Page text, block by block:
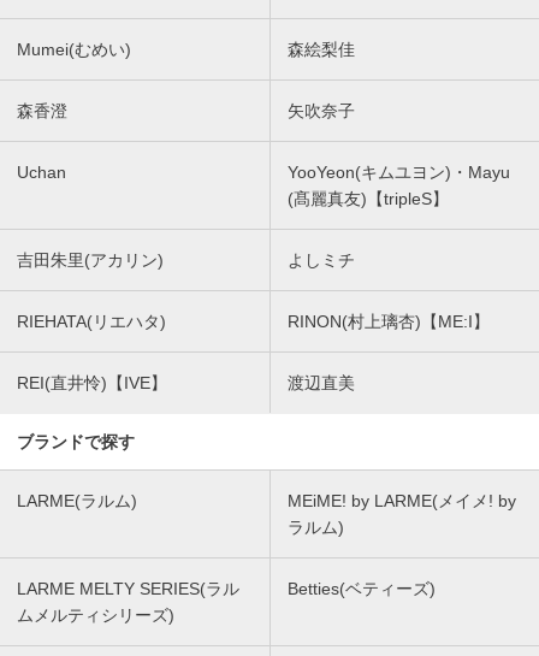
Mumei(むめい) 森絵梨佳
森香澄 矢吹奈子
Uchan
YooYeon(キムユヨン)・Mayu
(髙麗真友)【tripleS】
吉田朱里(アカリン) よしミチ
RIEHATA(リエハタ) RINON(村上璃杏)【ME:I】
REI(直井怜)【IVE】 渡辺直美
ブランドで探す
LARME(ラルム)
MEiME! by LARME(メイメ! by
ラルム)
LARME MELTY SERIES(ラル
ムメルティシリーズ)
Betties(ベティーズ)